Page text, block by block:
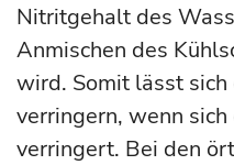
Nitritgehalt des
Anmischen des
wird. Somit lässt
verringern, wenn
verringert. Bei den